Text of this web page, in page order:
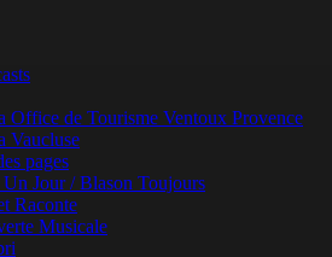
Office de Tourisme Ventoux Provence
Vaucluse
pages
Jour / Blason Toujours
Raconte
Musicale